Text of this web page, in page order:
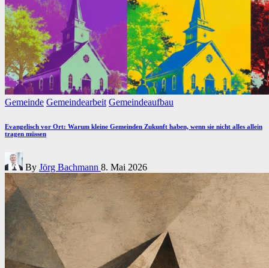
Posted
Gemeinde Gemeindearbeit Gemeindeaufbau
Evangelisch vor Ort: Warum kleine Gemeinden Zukunft haben, wenn sie nicht alles allein
tragen müssen
Posted
by
By Jörg Bachmann 8. Mai 2026